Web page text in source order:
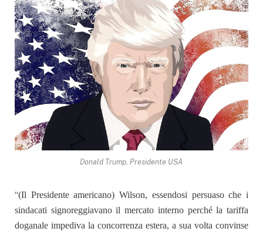
Donald Trump, Presidente USA
“(Il Presidente americano) Wilson, essendosi persuaso che i
sindacati signoreggiavano il mercato interno perché la tariffa
doganale impediva la concorrenza estera, a sua volta convinse